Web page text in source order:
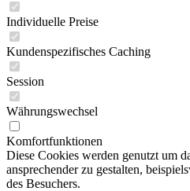
Individuelle Preise
Kundenspezifisches Caching
Session
Währungswechsel
Komfortfunktionen
Diese Cookies werden genutzt um
ansprechender zu gestalten,
des Besuchers.